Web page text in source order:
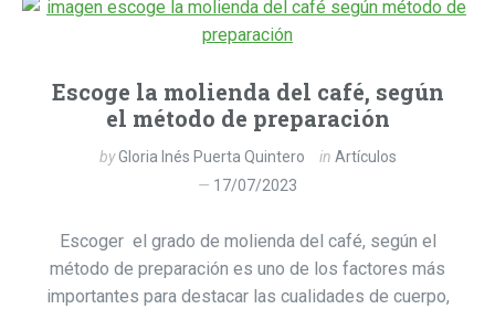
Escoge la molienda del café, según
el método de preparación
byGloria Inés Puerta Quintero in Artículos
17/07/2023
Escoger el grado de molienda del café, según el
método de preparación es uno de los factores más
importantes para destacar las cualidades de cuerpo,